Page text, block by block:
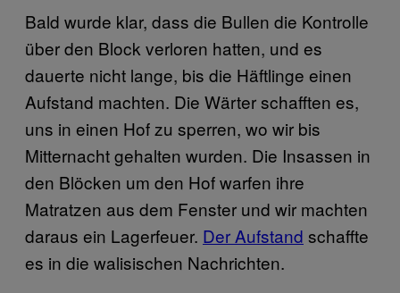
Bald wurde klar, dass die Bullen die Kontrolle
über den Block verloren hatten, und es
dauerte nicht lange, bis die Häftlinge einen
Aufstand machten. Die Wärter schafften es,
uns in einen Hof zu sperren, wo wir bis
Mitternacht gehalten wurden. Die Insassen in
den Blöcken um den Hof warfen ihre
Matratzen aus dem Fenster und wir machten
daraus ein Lagerfeuer. Der Aufstand schaffte
es in die walisischen Nachrichten.